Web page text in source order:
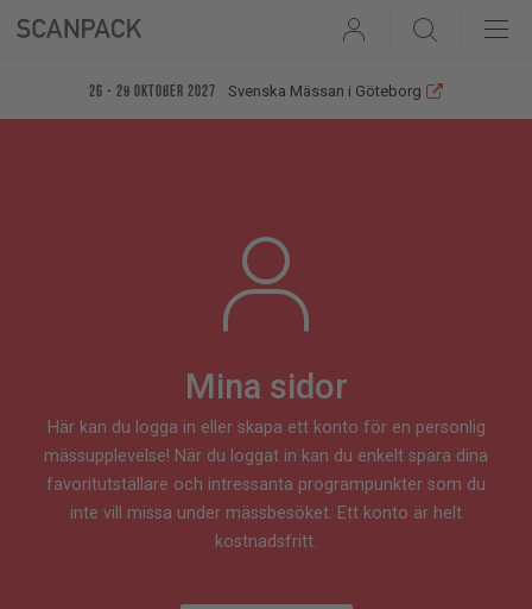
26 - 29 oktober 2027 Svenska Mässan i Göteborg
User Search
Mina sidor
Här kan du logga in eller skapa ett konto för en personlig
mässupplevelse! När du loggat in kan du enkelt spara dina
favoritutställare och intressanta programpunkter som du
inte vill missa under mässbesöket. Ett konto är helt
kostnadsfritt.